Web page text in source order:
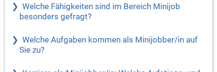
Welche Fähigkeiten sind im Bereich Minijob
besonders gefragt?
Welche Aufgaben kommen als Minijobber/in auf
Sie zu?